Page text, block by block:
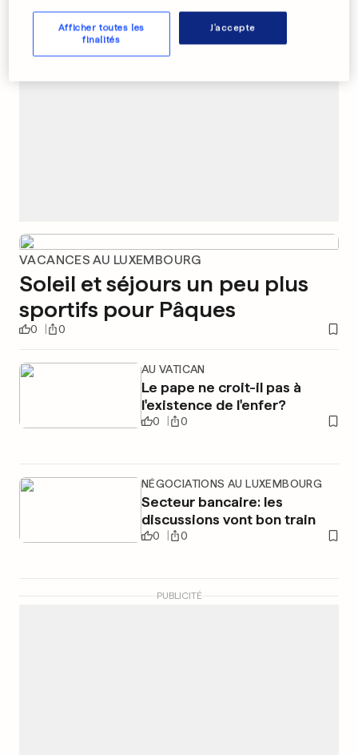
PUBLICITÉ
VACANCES AU LUXEMBOURG
Soleil et séjours un peu plus
sportifs pour Pâques
0 0
AU VATICAN
Le pape ne croit-il pas à
l'existence de l'enfer?
0 0
NÉGOCIATIONS AU LUXEMBOURG
Secteur bancaire: les
discussions vont bon train
0 0
PUBLICITÉ
Afficher toutes les
finalités
J'accepte